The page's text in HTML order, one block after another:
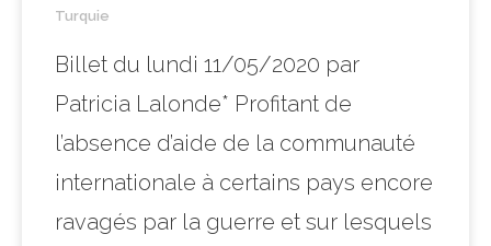
Turquie
Billet du lundi 11/05/2020 par
Patricia Lalonde* Profitant de
l’absence d’aide de la communauté
internationale à certains pays encore
ravagés par la guerre et sur lesquels